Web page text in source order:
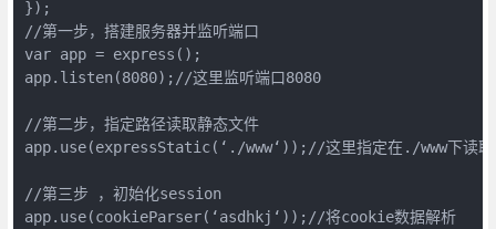
});
//第一步，搭建服务器并监听端口
var app = express();
app.listen(8080);//这里监听端口8080
//第二步，指定路径读取静态文件
app.use(expressStatic(‘./www‘));//这里指定在./www下读取
//第三步 ，初始化session
app.use(cookieParser(‘asdhkj‘));//将cookie数据解析